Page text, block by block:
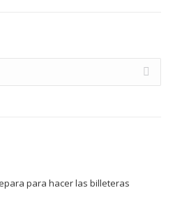
para hacer las billeteras